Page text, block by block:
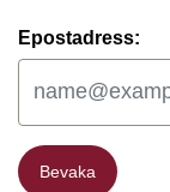
Epostadress:
Bevaka
Bevaka